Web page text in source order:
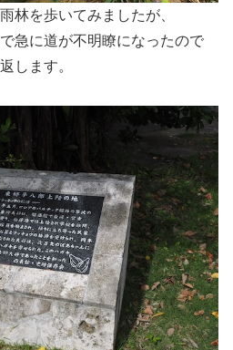
林を歩いてみましたが、
急に道が不明瞭になったので
します。